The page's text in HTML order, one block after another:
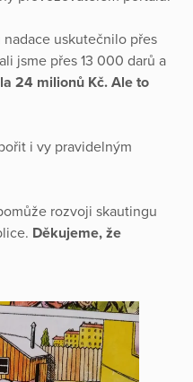
uskutečnilo přes
jsme přes 13 000 darů a
24 milionů Kč. Ale to
i vy pravidelným
rozvoji skautingu
Děkujeme, že